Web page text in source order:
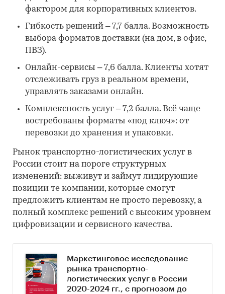
фактором для корпоративных клиентов.
Гибкость решений – 7,7 балла. Возможность
выбора форматов доставки (на дом, в офис,
ПВЗ).
Онлайн-сервисы – 7,6 балла. Клиенты хотят
отслеживать груз в реальном времени,
управлять заказами онлайн.
Комплексность услуг – 7,2 балла. Всё чаще
востребованы форматы «под ключ»: от
перевозки до хранения и упаковки.
Рынок транспортно-логистических услуг в
России стоит на пороге структурных
изменений: выживут и займут лидирующие
позиции те компании, которые смогут
предложить клиентам не просто перевозку, а
полный комплекс решений с высоким уровнем
цифровизации и сервисного качества.
Маркетинговое исследование
рынка транспортно-
логистических услуг в России
2020-2024 гг., с прогнозом до